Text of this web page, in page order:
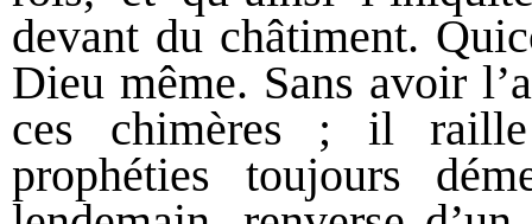
devant du châtiment.
Dieu même. Sans avoir
ces chimères ; il raille
prophéties toujours